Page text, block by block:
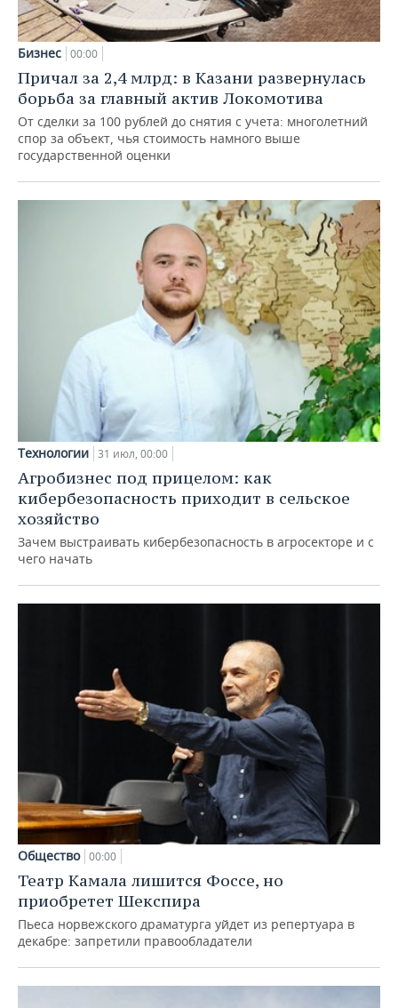
Бизнес 00:00
Причал за 2,4 млрд: в Казани развернулась
борьба за главный актив Локомотива
От сделки за 100 рублей до снятия с учета: многолетний
спор за объект, чья стоимость намного выше
государственной оценки
Технологии 31 июл, 00:00
Агробизнес под прицелом: как
кибербезопасность приходит в сельское
хозяйство
Зачем выстраивать кибербезопасность в агросекторе и с
чего начать
Общество 00:00
Театр Камала лишится Фоссе, но
приобретет Шекспира
Пьеса норвежского драматурга уйдет из репертуара в
декабре: запретили правообладатели